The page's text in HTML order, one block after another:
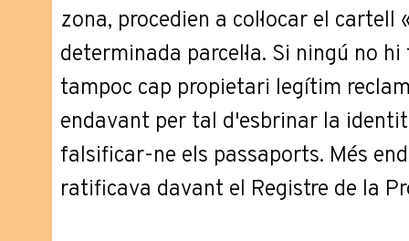
zona, procedien a col·locar el cartell
determinada parcel·la. Si ningú no
tampoc cap propietari legítim
endavant per tal d'esbrinar la
falsificar-ne els passaports. Més
ratificava davant el Registre de la